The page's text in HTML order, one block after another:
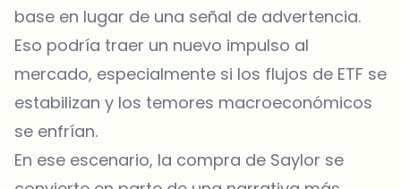
base en lugar de una señal de advertencia.
Eso podría traer un nuevo impulso al
mercado, especialmente si los flujos de ETF se
estabilizan y los temores macroeconómicos
se enfrían.
En ese escenario, la compra de Saylor se